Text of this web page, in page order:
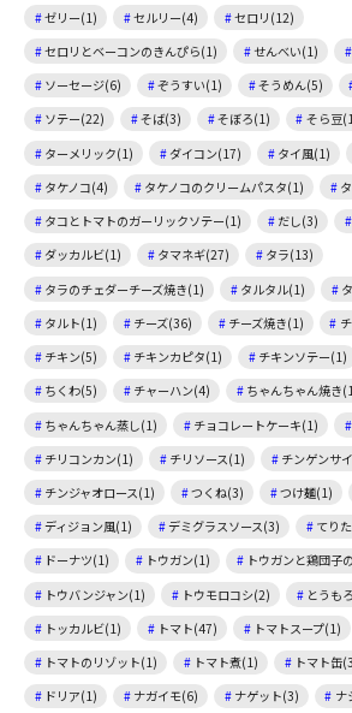
ゼリー(1)
セルリー(4)
セロリ(12)
セロリとベーコンのきんぴら(1)
せんべい(1)
ソーセージ(6)
ぞうすい(1) そうめん(5)
ソテー(22)
そば(3) そぼろ(1) そら豆
ターメリック(1)
ダイコン(17) タイ風(1)
タケノコ(4)
タケノコのクリームパスタ(1)
タコとトマトのガーリックソテー(1)
だし(3)
ダッカルビ(1)
タマネギ(27)
タラ(13)
タラのチェダーチーズ焼き(1)
タルタル(1)
タルト(1)
チーズ(36) チーズ焼き(1)
チキン(5)
チキンカピタ(1) チキンソテー(1)
ちくわ(5)
チャーハン(4)
ちゃんちゃん焼き
ちゃんちゃん蒸し(1)
チョコレートケーキ(1)
チリコンカン(1)
チリソース(1)
チンゲンサ
チンジャオロース(1)
つくね(3) つけ麺(1)
ディジョン風(1)
デミグラスソース(3) てり
ドーナツ(1)
トウガン(1)
トウガンと鶏団子
トウバンジャン(1)
トウモロコシ(2)
とうも
トッカルビ(1)
トマト(47) トマトスープ(1)
トマトのリゾット(1)
トマト煮(1) トマト缶
ドリア(1)
ナガイモ(6) ナゲット(3) ナ